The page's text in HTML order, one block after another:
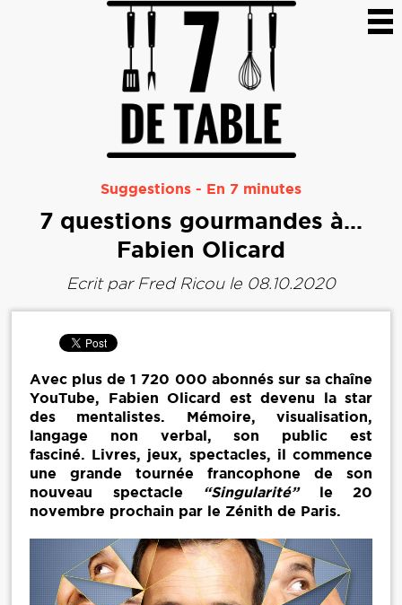
Suggestions - En 7 minutes
7 questions gourmandes à…
Fabien Olicard
Ecrit par Fred Ricoule 08.10.2020
Avec plus de 1 720 000 abonnés sur sa chaîne
YouTube, Fabien Olicard est devenu la star
des mentalistes. Mémoire, visualisation,
langage non verbal, son public est
fasciné. Livres, jeux, spectacles, il commence
une grande tournée francophone de son
nouveau spectacle
“Singularité”le 20
novembre prochain par le Zénith de Paris.